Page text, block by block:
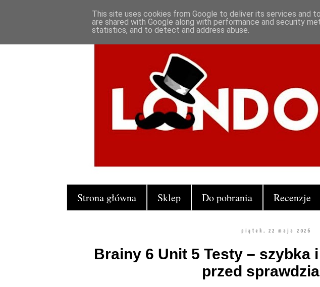
Strona główna Sklep Do pobrania Recenzje
piątek, 22 maja 2026
Brainy 6 Unit 5 Testy – szybka
przed
This site uses cookies from Google to deliver its services and
are shared with Google along with performance and security
statistics, and to detect and address abuse.